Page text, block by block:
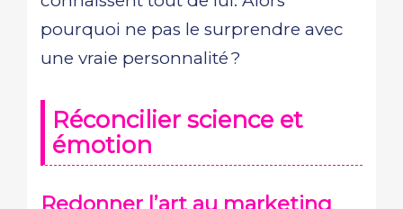
pourquoi ne pas le surprendre avec
une vraie personnalité ?
Réconcilier science et
émotion
Redonner l’art au marketing